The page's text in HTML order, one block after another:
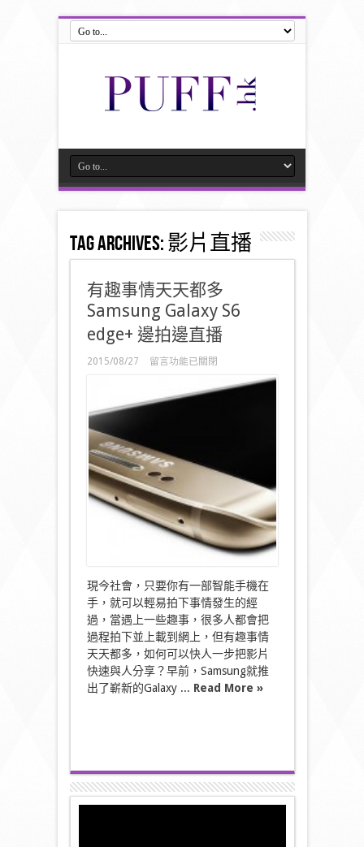
Tag Archives:影片直播
有趣事情天天都多
Samsung Galaxy S6
edge+ 邊拍邊直播
2015/08/27
在
事
都
多
Samsung
Galaxy
S6
edge+
邊
播〉
中
留言功能已關閉
現今社會，只要你有一部智能手機在
手，就可以輕易拍下事情發生的經
過，當遇上一些趣事，很多人都會把
過程拍下並上載到網上，但有趣事情
天天都多，如何可以快人一步把影片
快速與人分享？早前，Samsung就推
出了嶄新的Galaxy ... Read More »